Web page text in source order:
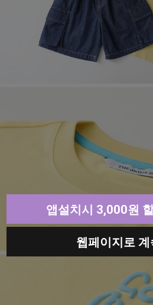
앱설치시 3,000원
웹페이지로 계